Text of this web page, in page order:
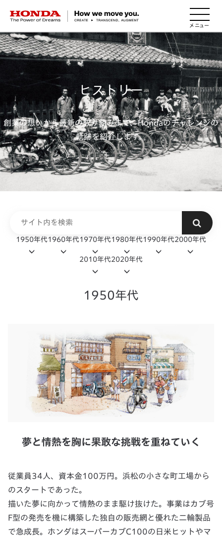
HONDA The Power of Dreams
ヒストリー
創業の想いから最新の取り組みまで、Hondaのチャレンジの
軌跡を紹介します。
1950年代 1960年代 1970年代 1980年代 1990年代2000年代
2010年代2020年代
1950年代
夢と情熱を胸に果敢な挑戦を重ねていく
従業員34人、資本金100万円。浜松の小さな町工場から
のスタートであった。
描いた夢に向かって情熱のまま駆け抜けた。事業はカブ号
F型の発売を機に構築した独自の販売網と優れた二輪製品
で急成長。ホンダはスーパーカブC100の日米ヒットやマ